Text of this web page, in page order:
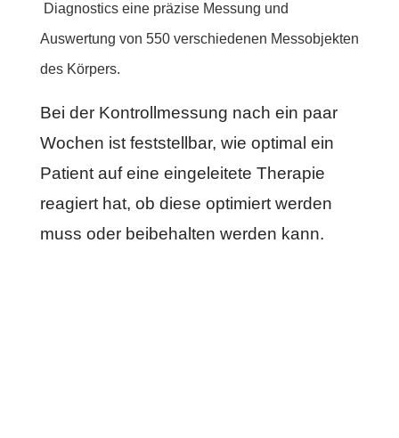
Diagnostics eine präzise Messung und
Auswertung von 550 verschiedenen Messobjekten
des Körpers.
Bei der Kontrollmessung nach ein paar
Wochen ist feststellbar, wie optimal ein
Patient auf eine eingeleitete Therapie
reagiert hat, ob diese optimiert werden
muss oder beibehalten werden kann.